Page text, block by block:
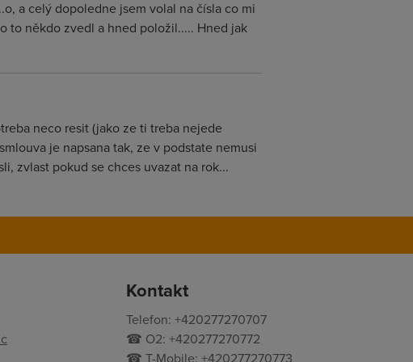
a celý dopoledne jsem volal na čísla co mi
to někdo zvedl a hned položil..... Hned jak
neco resit (jako ze ti treba nejede
je napsana tak, ze v podstate nemusi
zvlast pokud se chces uvazat na rok...
Kontakt
Telefon: +420277270707
☎ O2: +420277270772
☎ T-Mobile: +420277270773